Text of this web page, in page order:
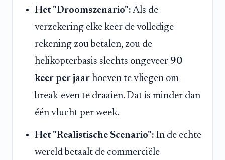
Het "Droomszenario": Als de
verzekering elke keer de volledige
rekening zou betalen, zou de
helikopterbasis slechts ongeveer 90
keer per jaar hoeven te vliegen om
break-even te draaien. Dat is minder dan
één vlucht per week.
Het "Realistische Scenario": In de echte
wereld betaalt de commerciële